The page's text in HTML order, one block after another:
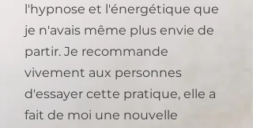
l'hypnose et l'énergétique que
je n'avais même plus envie de
partir. Je recommande
vivement aux personnes
d'essayer cette pratique, elle a
fait de moi une nouvelle